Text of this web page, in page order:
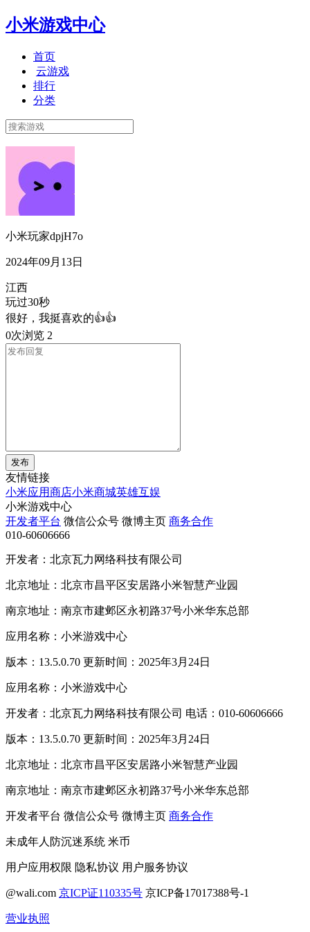
小米游戏中心
首页
云游戏
排行
分类
小米玩家dpjH7o
2024年09月13日
江西
玩过30秒
很好，我挺喜欢的👍👍
0次浏览 2
发布
友情链接
小米应用商店小米商城英雄互娱
小米游戏中心
开发者平台 微信公众号 微博主页 商务合作
010-60606666
开发者：北京瓦力网络科技有限公司
北京地址：北京市昌平区安居路小米智慧产业园
南京地址：南京市建邺区永初路37号小米华东总部
应用名称：小米游戏中心
版本：13.5.0.70 更新时间：2025年3月24日
应用名称：小米游戏中心
开发者：北京瓦力网络科技有限公司 电话：010-60606666
版本：13.5.0.70 更新时间：2025年3月24日
北京地址：北京市昌平区安居路小米智慧产业园
南京地址：南京市建邺区永初路37号小米华东总部
开发者平台 微信公众号 微博主页 商务合作
未成年人防沉迷系统 米币
用户应用权限 隐私协议 用户服务协议
@wali.com 京ICP证110335号 京ICP备17017388号-1
营业执照